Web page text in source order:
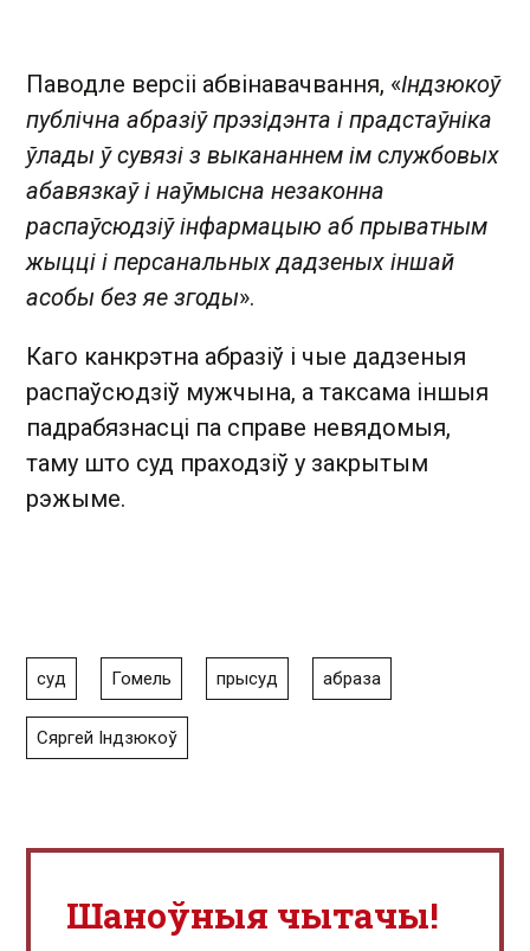
Паводле версіі абвінавачвання, «Індзюкоў
публічна абразіў прэзідэнта і прадстаўніка
ўлады ў сувязі з выкананнем ім службовых
абавязкаў і наўмысна незаконна
распаўсюдзіў інфармацыю аб прыватным
жыцці і персанальных дадзеных іншай
асобы без яе згоды».
Каго канкрэтна абразіў і чые дадзеныя
распаўсюдзіў мужчына, а таксама іншыя
падрабязнасці па справе невядомыя,
таму што суд праходзіў у закрытым
рэжыме.
суд Гомель прысуд абраза
Сяргей Індзюкоў
Шаноўныя чытачы!